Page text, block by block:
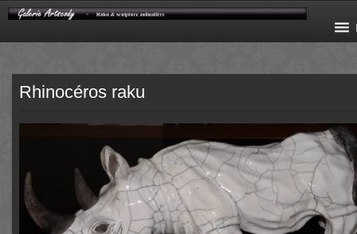
Rhinocéros raku